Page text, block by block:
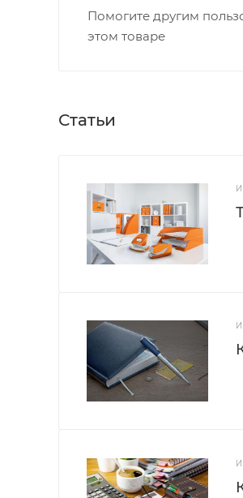
Помогите другим
этом товаре
Статьи